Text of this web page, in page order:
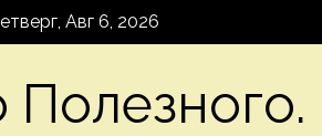
Авг 6, 2026